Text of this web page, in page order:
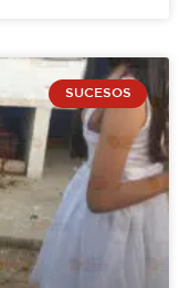
SUCESOS